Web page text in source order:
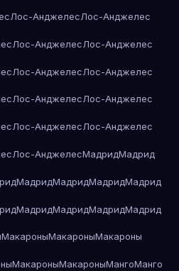
Лос-АнджелесЛос-Анджелес
Лос-АнджелесЛос-Анджелес
Лос-АнджелесЛос-Анджелес
Лос-АнджелесЛос-Анджелес
Лос-АнджелесЛос-Анджелес
Лос-АнджелесМадридМадрид
МадридМадридМадридМадрид
МадридМадридМадридМадрид
МакароныМакароныМакароны
МакароныМакароныМангоМанго